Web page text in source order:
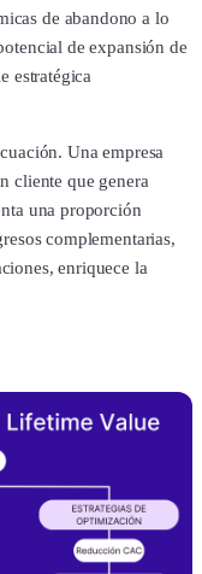
de abandono a lo
de expansión de
estratégica
Una empresa
cliente que genera
una proporción
complementarias,
enriquece la